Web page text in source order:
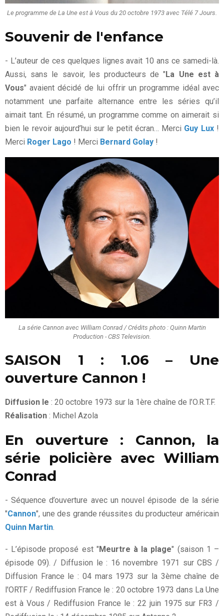
Le programme de La Une est à Vous du 20 octobre 1973 avec Télé 7 Jours.
Souvenir de l'enfance
- L’auteur de ces quelques lignes avait 10 ans ce samedi-là.
Aussi, sans le savoir, les producteurs de "La Une est à
Vous" avaient décidé de lui offrir un programme idéal avec
notamment une parfaite alternance entre les séries qu’il
aimait tant. En résumé, un programme comme on aimerait si
bien le revoir aujourd’hui sur le petit écran… Merci Guy Lux!
Merci Roger Lago ! Merci Bernard Golay !
La série Cannon avec William Conrad / Crédits photo : Quinn Martin
Production - CBS Television.
SAISON 1 : 1.06 – Une
ouverture Cannon !
Diffusion le : 20 octobre 1973 sur la 1ère chaîne de l’O.R.T.F.
Réalisation : Michel Azola
En ouverture : Cannon, la
série policière avec William
Conrad
- Séquence d’ouverture avec un nouvel épisode de la série
"Cannon", une des grande réussites du producteur américain
Quinn Martin.
- L’épisode proposé est "Meurtre à la plage" (saison 1 –
épisode 09). / Diffusion le : 16 novembre 1971 sur CBS /
Diffusion France le : 04 mars 1973 sur la 3ème chaîne de
l'ORTF / Rediffusion France le : 20 octobre 1973 dans La Une
est à Vous / Rediffusion France le : 22 juin 1975 sur FR3 /